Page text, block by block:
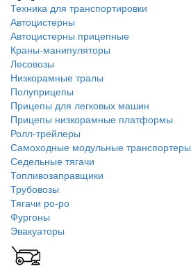
Техника для транспортировки
Автоцистерны
Автоцистерны прицепные
Краны-манипуляторы
Лесовозы
Низкорамные тралы
Полуприцепы
Прицепы для легковых машин
Прицепы низкорамные платформы
Ролл-трейлеры
Самоходные модульные транспортеры
Седельные тягачи
Топливозаправщики
Трубовозы
Тягачи ро-ро
Фургоны
Эвакуаторы